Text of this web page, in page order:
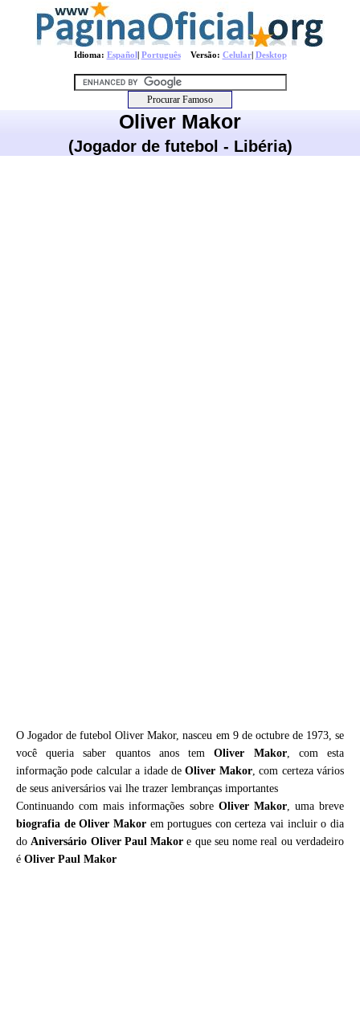
Idioma: Español| PortuguêsVersão: Celular| Desktop
Oliver Makor
(Jogador de futebol - Libéria)
O Jogador de futebol Oliver Makor, nasceu em 9 de octubre de 1973, se
você queria saber quantos anos temOliver Makor, com esta
informação pode calcular a idade deOliver Makor, com certeza vários
de seus aniversários vai lhe trazer lembranças importantes
Continuando com mais informações sobre Oliver Makor, uma breve
biografia deOliver Makorem portugues con certeza vai incluir o dia
doAniversário Oliver Paul Makor e que seu nome real ou verdadeiro
é Oliver Paul Makor